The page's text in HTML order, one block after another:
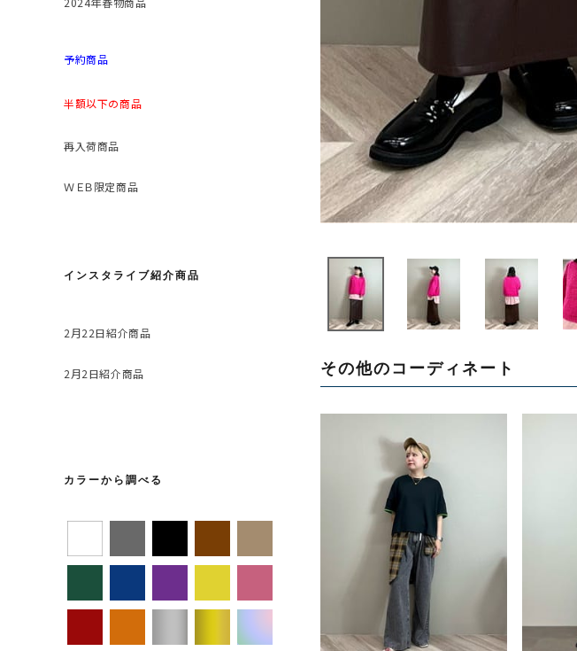
予約商品
半額以下の商品
再入荷商品
ＷＥＢ限定商品
インスタライブ紹介商品
2月22日紹介商品
2月2日紹介商品
カラーから調べる
その他のコーディネート